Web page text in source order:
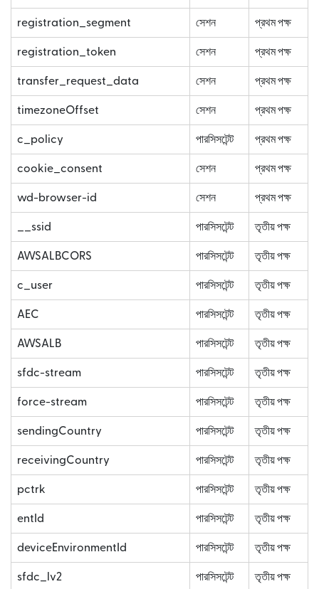
registration_segment সেশন প্রথম পক্ষ
registration_token সেশন প্রথম পক্ষ
transfer_request_data সেশন প্রথম পক্ষ
timezoneOffset সেশন প্রথম পক্ষ
c_policy পারসিসটেন্ট প্রথম পক্ষ
cookie_consent সেশন প্রথম পক্ষ
wd-browser-id সেশন প্রথম পক্ষ
__ssid পারসিসটেন্ট তৃতীয় পক্ষ
AWSALBCORS পারসিসটেন্ট তৃতীয় পক্ষ
c_user পারসিসটেন্ট তৃতীয় পক্ষ
AEC পারসিসটেন্ট তৃতীয় পক্ষ
AWSALB পারসিসটেন্ট তৃতীয় পক্ষ
sfdc-stream পারসিসটেন্ট তৃতীয় পক্ষ
force-stream পারসিসটেন্ট তৃতীয় পক্ষ
sendingCountry পারসিসটেন্ট তৃতীয় পক্ষ
receivingCountry পারসিসটেন্ট তৃতীয় পক্ষ
pctrk পারসিসটেন্ট তৃতীয় পক্ষ
entId পারসিসটেন্ট তৃতীয় পক্ষ
deviceEnvironmentId পারসিসটেন্ট তৃতীয় পক্ষ
sfdc_lv2 পারসিসটেন্ট তৃতীয় পক্ষ